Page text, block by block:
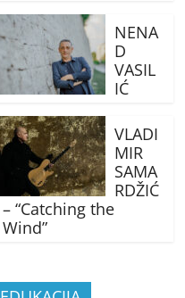
NENA
D
VASIL
IĆ
VLADI
MIR
SAMA
RDŽIĆ
– “Catching the
Wind”